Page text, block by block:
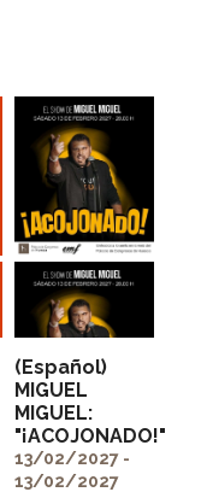
" alt=""
itemprop="image">
(Español)
MIGUEL
MIGUEL:
"¡ACOJONADO!"
13/02/2027 -
13/02/2027